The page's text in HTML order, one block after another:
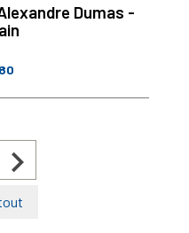
Dumas -
80
